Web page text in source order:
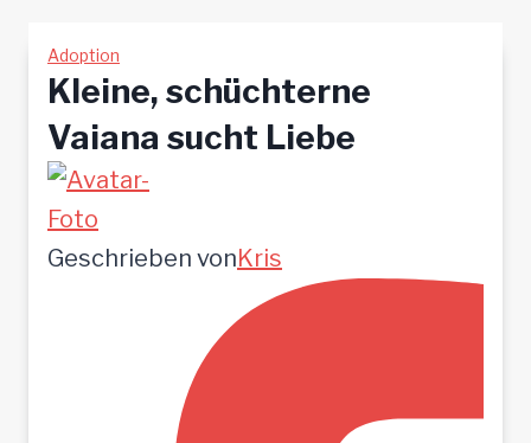
Adoption
Kleine, schüchterne
Vaiana sucht Liebe
Geschrieben vonKris